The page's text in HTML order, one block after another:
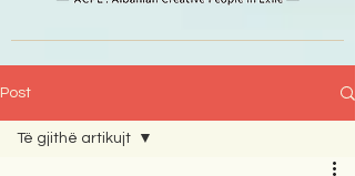
Post
Të gjithë artikujt